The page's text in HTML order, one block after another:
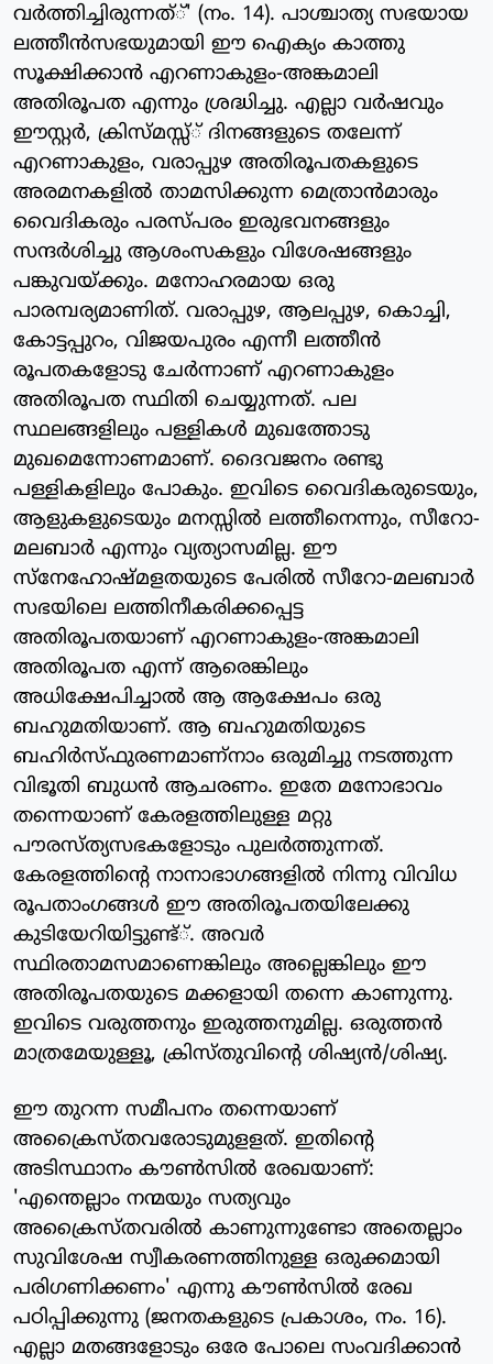
വര്‍ത്തിച്ചിരുന്നത്്' (നം. 14). പാശ്ചാത്യ സഭയായ
ലത്തീന്‍സഭയുമായി ഈ ഐക്യം കാത്തു
സൂക്ഷിക്കാന്‍ എറണാകുളം-അങ്കമാലി
അതിരൂപത എന്നും ശ്രദ്ധിച്ചു. എല്ലാ വര്‍ഷവും
ഈസ്റ്റര്‍, ക്രിസ്മസ്സ്് ദിനങ്ങളുടെ തലേന്ന്
എറണാകുളം, വരാപ്പുഴ അതിരൂപതകളുടെ
അരമനകളില്‍ താമസിക്കുന്ന മെത്രാന്‍മാരും
വൈദികരും പരസ്പരം ഇരുഭവനങ്ങളും
സന്ദര്‍ശിച്ചു ആശംസകളും വിശേഷങ്ങളും
പങ്കുവയ്ക്കും. മനോഹരമായ ഒരു
പാരമ്പര്യമാണിത്. വരാപ്പുഴ, ആലപ്പുഴ, കൊച്ചി,
കോട്ടപ്പുറം, വിജയപുരം എന്നീ ലത്തീന്‍
രൂപതകളോടു ചേര്‍ന്നാണ് എറണാകുളം
അതിരൂപത സ്ഥിതി ചെയ്യുന്നത്. പല
സ്ഥലങ്ങളിലും പള്ളികള്‍ മുഖത്തോടു
മുഖമെന്നോണമാണ്. ദൈവജനം രണ്ടു
പള്ളികളിലും പോകും. ഇവിടെ വൈദികരുടെയും,
ആളുകളുടെയും മനസ്സില്‍ ലത്തീനെന്നും, സീറോ-
മലബാര്‍ എന്നും വ്യത്യാസമില്ല. ഈ
സ്‌നേഹോഷ്മളതയുടെ പേരില്‍ സീറോ-മലബാര്‍
സഭയിലെ ലത്തിനീകരിക്കപ്പെട്ട
അതിരൂപതയാണ് എറണാകുളം-അങ്കമാലി
അതിരൂപത എന്ന് ആരെങ്കിലും
അധിക്ഷേപിച്ചാല്‍ ആ ആക്ഷേപം ഒരു
ബഹുമതിയാണ്. ആ ബഹുമതിയുടെ
ബഹിര്‍സ്ഫുരണമാണ്‌നാം ഒരുമിച്ചു നടത്തുന്ന
വിഭൂതി ബുധന്‍ ആചരണം. ഇതേ മനോഭാവം
തന്നെയാണ് കേരളത്തിലുള്ള മറ്റു
പൗരസ്ത്യസഭകളോടും പുലര്‍ത്തുന്നത്.
കേരളത്തിന്റെ നാനാഭാഗങ്ങളില്‍ നിന്നു വിവിധ
രൂപതാംഗങ്ങള്‍ ഈ അതിരൂപതയിലേക്കു
കുടിയേറിയിട്ടുണ്ട്്. അവര്‍
സ്ഥിരതാമസമാണെങ്കിലും അല്ലെങ്കിലും ഈ
അതിരൂപതയുടെ മക്കളായി തന്നെ കാണുന്നു.
ഇവിടെ വരുത്തനും ഇരുത്തനുമില്ല. ഒരുത്തന്‍
മാത്രമേയുള്ളൂ, ക്രിസ്തുവിന്റെ ശിഷ്യന്‍/ശിഷ്യ.
ഈ തുറന്ന സമീപനം തന്നെയാണ്
അക്രൈസ്തവരോടുമുളളത്. ഇതിന്റെ
അടിസ്ഥാനം കൗണ്‍സില്‍ രേഖയാണ്:
'എന്തെല്ലാം നന്മയും സത്യവും
അക്രൈസ്തവരില്‍ കാണുന്നുണ്ടോ അതെല്ലാം
സുവിശേഷ സ്വീകരണത്തിനുള്ള ഒരുക്കമായി
പരിഗണിക്കണം' എന്നു കൗണ്‍സില്‍ രേഖ
പഠിപ്പിക്കുന്നു (ജനതകളുടെ പ്രകാശം, നം. 16).
എല്ലാ മതങ്ങളോടും ഒരേ പോലെ സംവദിക്കാന്‍